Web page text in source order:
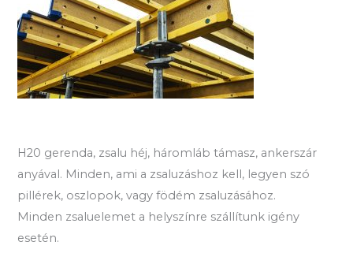
H20 gerenda, zsalu héj, háromláb támasz, ankerszár
anyával. Minden, ami a zsaluzáshoz kell, legyen szó
pillérek, oszlopok, vagy födém zsaluzásához.
Minden zsaluelemet a helyszínre szállítunk igény
esetén.